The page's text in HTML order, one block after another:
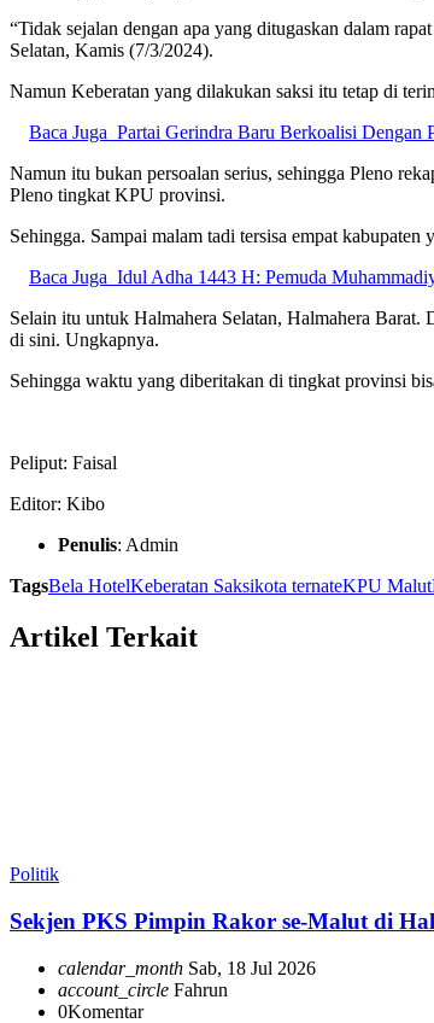
“Tidak sejalan dengan apa yang ditugaskan dalam
Selatan, Kamis (7/3/2024).
Namun Keberatan yang dilakukan saksi itu tetap di
Baca Juga Partai Gerindra Baru Berkoalisi Dengan
Namun itu bukan persoalan serius, sehingga Pleno
Pleno tingkat KPU provinsi.
Sehingga. Sampai malam tadi tersisa empat
Baca Juga Idul Adha 1443 H: Pemuda
Selain itu untuk Halmahera Selatan, Halmahera
di sini. Ungkapnya.
Sehingga waktu yang diberitakan di tingkat provinsi
Peliput: Faisal
Editor: Kibo
Penulis: Admin
TagsBela HotelKeberatan Saksikota ternateKPU Malut
Artikel Terkait
Politik
Sekjen PKS Pimpin Rakor se-Malut di
calendar_month Sab, 18 Jul 2026
account_circle Fahrun
0Komentar